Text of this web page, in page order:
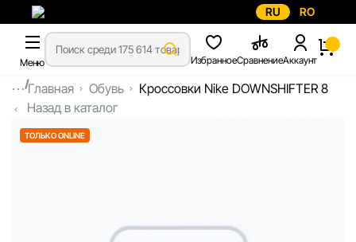
RU RO
Меню ИзбранноеСравнениеАккаунт
...Главная Обувь
Кроссовки Nike DOWNSHIFTER 8
Назад в каталог
ТОЛЬКО ONLINE